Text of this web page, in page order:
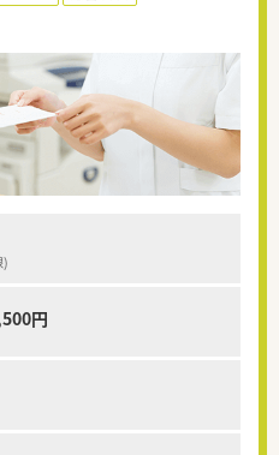
円